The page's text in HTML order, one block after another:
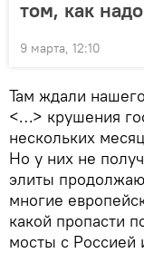
том, как
9 марта, 12:10
Там ждали
<…> крушения
нескольких
Но у них не
элиты
многие
какой пропасти
мосты с Россией